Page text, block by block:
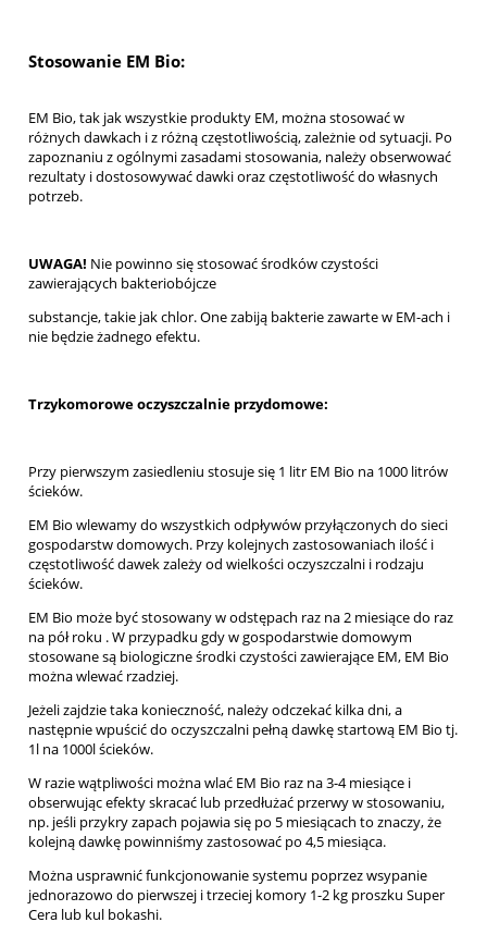
Stosowanie EM Bio:
EM Bio, tak jak wszystkie produkty EM, można stosować w
różnych dawkach i z różnączęstotliwością, zależnie od sytuacji. Po
zapoznaniu z ogólnymi zasadami stosowania, należy obserwować
rezultaty i dostosowywać dawki oraz częstotliwość do własnych
potrzeb.
UWAGA! Nie powinno się stosować środków czystości
zawierających bakteriobójcze
substancje, takie jak chlor. One zabiją bakterie zawarte w EM-ach i
nie będzie żadnego efektu.
Trzykomorowe oczyszczalnie przydomowe:
Przy pierwszym zasiedleniu stosuje się 1 litr EM Bio na 1000 litrów
ścieków.
EM Bio wlewamy do wszystkich odpływów przyłączonych do sieci
gospodarstw domowych. Przy kolejnych zastosowaniach ilość i
częstotliwość dawek zależy od wielkości oczyszczalni i rodzaju
ścieków.
EM Bio może być stosowany w odstępach raz na 2 miesiące do raz
na pół roku . W przypadku gdy w gospodarstwie domowym
stosowane są biologiczne środki czystości zawierające EM, EM Bio
można wlewać rzadziej.
Jeżeli zajdzie taka konieczność, należy odczekać kilka dni, a
następnie wpuścić do oczyszczalni pełną dawkę startową EM Bio tj.
1l na 1000l ścieków.
W razie wątpliwości można wlać EM Bio raz na 3-4 miesiące i
obserwując efekty skracać lub przedłużać przerwy w stosowaniu,
np. jeśli przykry zapach pojawia się po 5 miesiącach to znaczy, że
kolejną dawkę powinniśmy zastosować po 4,5 miesiąca.
Można usprawnić funkcjonowanie systemu poprzez wsypanie
jednorazowo do pierwszej itrzeciej komory 1-2 kg proszku Super
Cera lub kul bokashi.